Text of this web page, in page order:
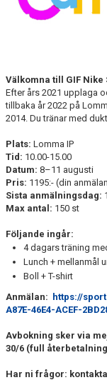
BOKA KLUBBLOKAL
KONTAKT
TRYGG IDROTT
MÅLSÄTTNING
WEBSHOP
SAMARBETSPARTNERS
1919-KLUBBEN
STIFTELSEN DUNROSS
Välkomna till GIF Nike
Efter års 2021 upplaga
tillbaka år 2022 på
2014. Du tränar med
Plats: Lomma IP
Tid: 10.00-15.00
Datum: 8–11 augusti
Pris: 1195:- (din
Sista anmälningsdag:
Max antal: 150 st
Följande ingår:
4 dagars träning
Lunch + mellanmål
Boll + T-shirt
Anmälan: https://
A87E-46E4-ACEF-
Avbokning sker via
30/6 (full
Har ni frågor: kontakta